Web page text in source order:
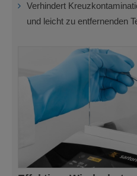
Verhindert
und leicht zu entfernenden